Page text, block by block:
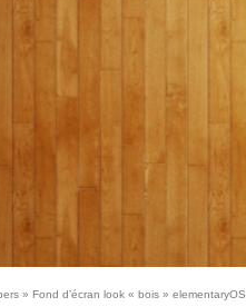
» Fond d’écran look « bois » elementaryOS